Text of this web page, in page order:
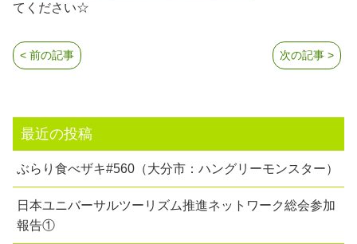
てください☆
次の記事 >
< 前の記事
最近の投稿
ぶらり食べザキ#560（大分市：ハングリーモンスター）
日本ユニバーサルツーリズム推進ネットワーク総会参加
報告①